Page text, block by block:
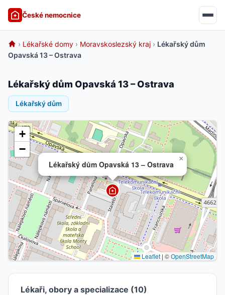
České nemocnice
› Lékařské domy › Moravskoslezský kraj › Lékařský dům
Opavská 13 – Ostrava
Lékařský dům Opavská 13 – Ostrava
Lékařský dům
Lékařský dům Opavská 13 – Ostrava
×
+
−
Leaflet | ©OpenStreetMap
Lékaři, obory a specializace (10)